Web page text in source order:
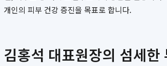
개인의 피부 건강 증진을 목표로 합니다.
김홍석 대표원장의 섬세